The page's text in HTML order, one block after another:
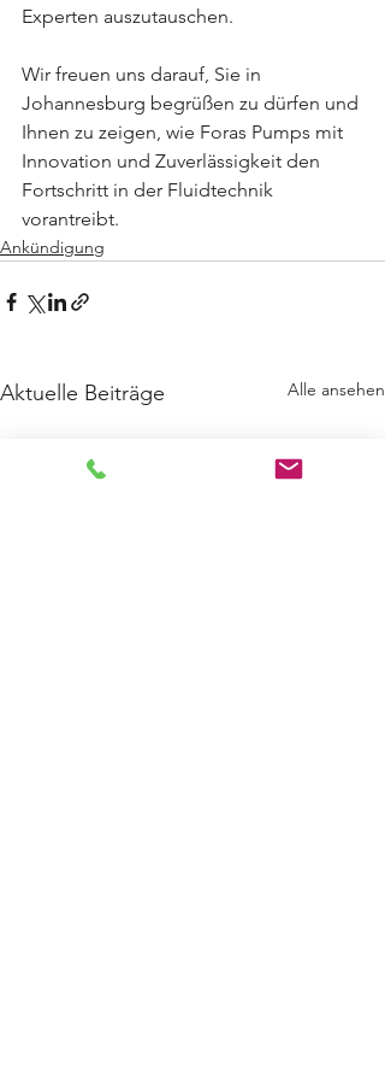
Experten auszutauschen.
Wir freuen uns darauf, Sie in
Johannesburg begrüßen zu dürfen und
Ihnen zu zeigen, wie Foras Pumps mit
Innovation und Zuverlässigkeit den
Fortschritt in der Fluidtechnik
vorantreibt.
Ankündigung
Aktuelle Beiträge Alle ansehen